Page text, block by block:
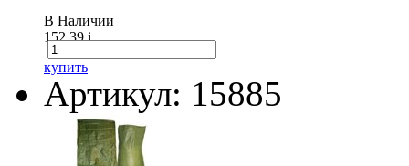
В Наличии
152.39i
купить
Артикул: 15885